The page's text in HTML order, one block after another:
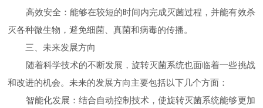
高效安全：能够在较短的时间内完成灭菌过程，并能有效杀
灭各种微生物，避免细菌、真菌和病毒的传播。
三、未来发展方向
随着科学技术的不断发展，旋转灭菌系统也面临着一些挑战
和改进的机会。未来的发展方向主要包括以下几个方面：
智能化发展：结合自动控制技术，使旋转灭菌系统能够更加